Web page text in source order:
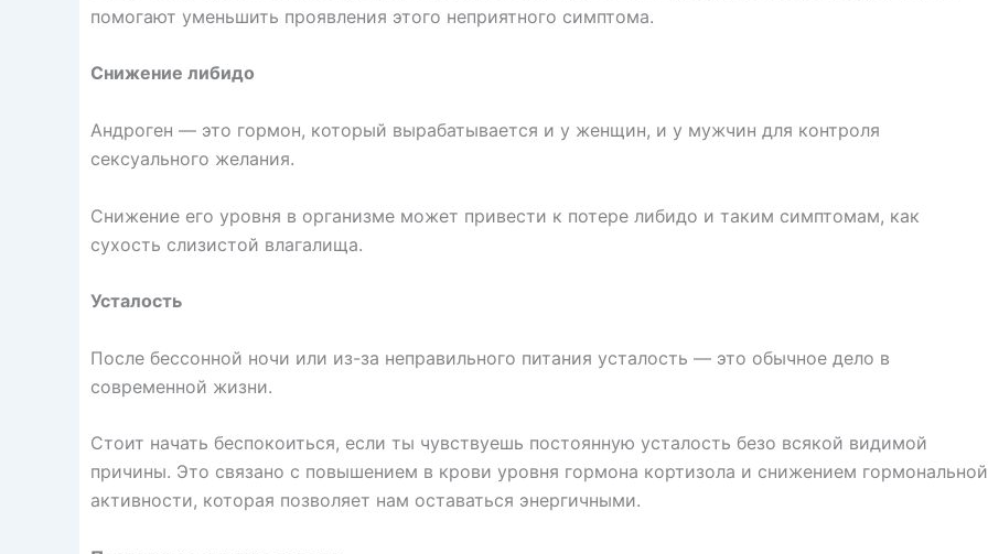
помогают уменьшить проявления этого неприятного симптома.
Снижение либидо
Андроген — это гормон, который вырабатывается и у женщин, и у мужчин для контроля
сексуального желания.
Снижение его уровня в организме может привести к потере либидо и таким симптомам, как
сухость слизистой влагалища.
Усталость
После бессонной ночи или из-за неправильного питания усталость — это обычное дело в
современной жизни.
Стоит начать беспокоиться, если ты чувствуешь постоянную усталость безо всякой видимой
причины. Это связано с повышением в крови уровня гормона кортизола и снижением гормональной
активности, которая позволяет нам оставаться энергичными.